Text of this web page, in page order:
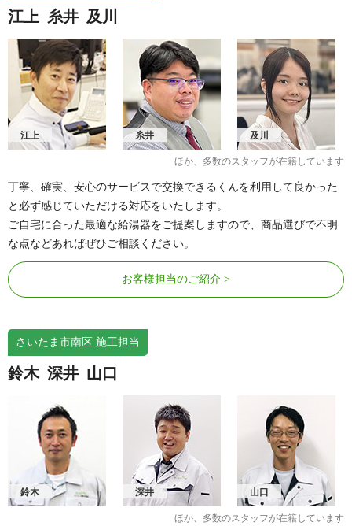
江上 糸井 及川
江上 糸井 及川
ほか、多数のスタッフが在籍しています
丁寧、確実、安心のサービスで交換できるくんを利用して良かった
と必ず感じていただける対応をいたします。
ご自宅に合った最適な給湯器をご提案しますので、商品選びで不明
な点などあればぜひご相談ください。
お客様担当のご紹介
さいたま市南区 施工担当
鈴木 深井 山口
鈴木 深井 山口
ほか、多数のスタッフが在籍しています